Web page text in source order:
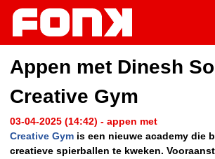
Appen met Dinesh
Creative Gym
03-04-2025 (14:42) - appen met
Creative Gym is een nieuwe academy die
creatieve spierballen te kweken.